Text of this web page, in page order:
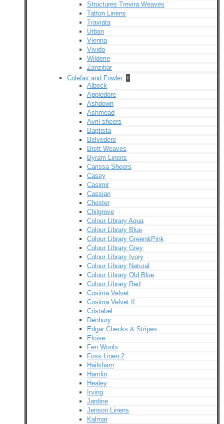
Structures Trevira Weaves
Tatton Linens
Traviata
Urban
Vienna
Vivido
Wilderie
Zanzibar
Colefax and Fowler +
Albeck
Appledore
Ashdown
Ashmead
Avril sheers
Baptista
Belvedere
Brett Weaves
Byram Linens
Carissa Sheers
Casey
Casimir
Cassian
Chester
Chilgrove
Colour Library Aqua
Colour Library Blue
Colour Library Green&Pink
Colour Library Grey
Colour Library Ivory
Colour Library Natural
Colour Library Old Blue
Colour Library Red
Cosima Velvet
Cosima Velvet II
Cristabel
Denbury
Edgar Checks & Stripes
Eloise
Fen Wools
Foss Linen 2
Hailsham
Hamlin
Healey
Irving
Jardine
Jenson Linens
Kalmar